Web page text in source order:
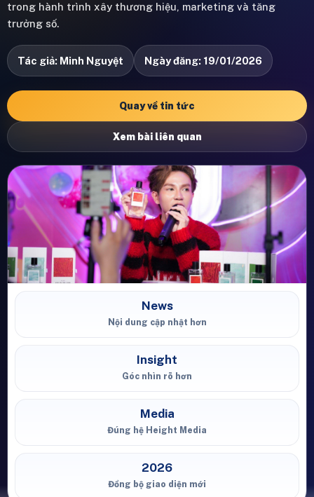
trong hành trình xây thương hiệu, marketing và tăng
trưởng số.
Tác giả: Minh Nguyệt Ngày đăng: 19/01/2026
Quay về tin tức
Xem bài liên quan
News
Nội dung cập nhật hơn
Insight
Góc nhìn rõ hơn
Media
Đúng hệ Height Media
2026
Đồng bộ giao diện mới